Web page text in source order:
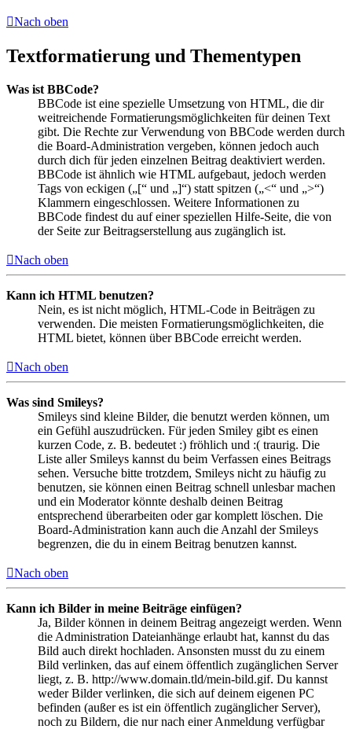
Nach oben
Textformatierung und Thementypen
Was ist BBCode?
BBCode ist eine spezielle Umsetzung von HTML, die dir
weitreichende Formatierungsmöglichkeiten für deinen Text
gibt. Die Rechte zur Verwendung von BBCode werden durch
die Board-Administration vergeben, können jedoch auch
durch dich für jeden einzelnen Beitrag deaktiviert werden.
BBCode ist ähnlich wie HTML aufgebaut, jedoch werden
Tags von eckigen („[“ und „]“) statt spitzen („<“ und „>“)
Klammern eingeschlossen. Weitere Informationen zu
BBCode findest du auf einer speziellen Hilfe-Seite, die von
der Seite zur Beitragserstellung aus zugänglich ist.
Nach oben
Kann ich HTML benutzen?
Nein, es ist nicht möglich, HTML-Code in Beiträgen zu
verwenden. Die meisten Formatierungsmöglichkeiten, die
HTML bietet, können über BBCode erreicht werden.
Nach oben
Was sind Smileys?
Smileys sind kleine Bilder, die benutzt werden können, um
ein Gefühl auszudrücken. Für jeden Smiley gibt es einen
kurzen Code, z. B. bedeutet :) fröhlich und :( traurig. Die
Liste aller Smileys kannst du beim Verfassen eines Beitrags
sehen. Versuche bitte trotzdem, Smileys nicht zu häufig zu
benutzen, sie können einen Beitrag schnell unlesbar machen
und ein Moderator könnte deshalb deinen Beitrag
entsprechend überarbeiten oder gar komplett löschen. Die
Board-Administration kann auch die Anzahl der Smileys
begrenzen, die du in einem Beitrag benutzen kannst.
Nach oben
Kann ich Bilder in meine Beiträge einfügen?
Ja, Bilder können in deinem Beitrag angezeigt werden. Wenn
die Administration Dateianhänge erlaubt hat, kannst du das
Bild auch direkt hochladen. Ansonsten musst du zu einem
Bild verlinken, das auf einem öffentlich zugänglichen Server
liegt, z. B. http://www.domain.tld/mein-bild.gif. Du kannst
weder Bilder verlinken, die sich auf deinem eigenen PC
befinden (außer es ist ein öffentlich zugänglicher Server),
noch zu Bildern, die nur nach einer Anmeldung verfügbar